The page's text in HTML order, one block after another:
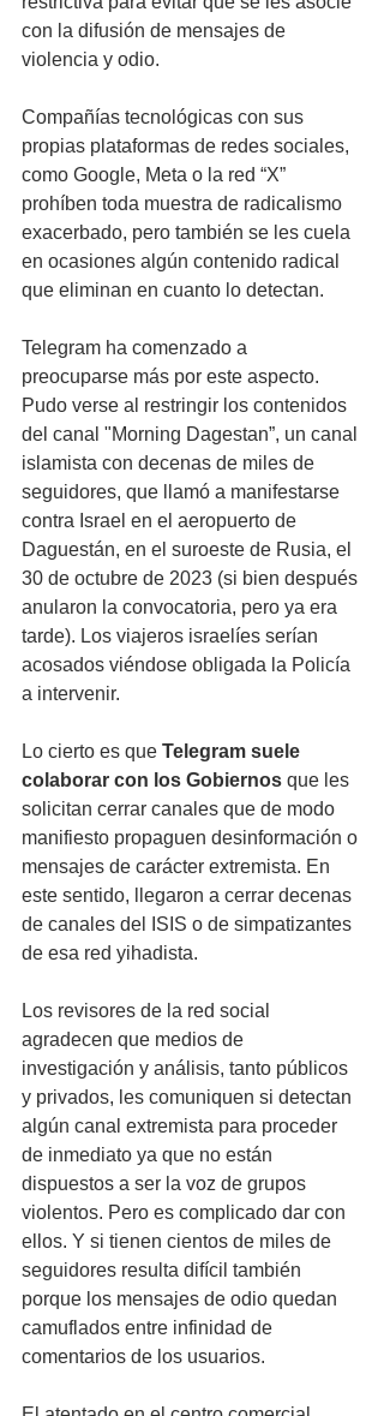
con la difusión de mensajes de
violencia y odio.
Compañías tecnológicas con sus
propias plataformas de redes sociales,
como Google, Meta o la red “X”
prohíben toda muestra de radicalismo
exacerbado, pero también se les cuela
en ocasiones algún contenido radical
que eliminan en cuanto lo detectan.
Telegram ha comenzado a
preocuparse más por este aspecto.
Pudo verse al restringir los contenidos
del canal "Morning Dagestan”, un canal
islamista con decenas de miles de
seguidores, que llamó a manifestarse
contra Israel en el aeropuerto de
Daguestán, en el suroeste de Rusia, el
30 de octubre de 2023 (si bien después
anularon la convocatoria, pero ya era
tarde). Los viajeros israelíes serían
acosados viéndose obligada la Policía
a intervenir.
Lo cierto es que Telegram suele
colaborar con los Gobiernos que les
solicitan cerrar canales que de modo
manifiesto propaguen desinformación o
mensajes de carácter extremista. En
este sentido, llegaron a cerrar decenas
de canales del ISIS o de simpatizantes
de esa red yihadista.
Los revisores de la red social
agradecen que medios de
investigación y análisis, tanto públicos
y privados, les comuniquen si detectan
algún canal extremista para proceder
de inmediato ya que no están
dispuestos a ser la voz de grupos
violentos. Pero es complicado dar con
ellos. Y si tienen cientos de miles de
seguidores resulta difícil también
porque los mensajes de odio quedan
camuflados entre infinidad de
comentarios de los usuarios.